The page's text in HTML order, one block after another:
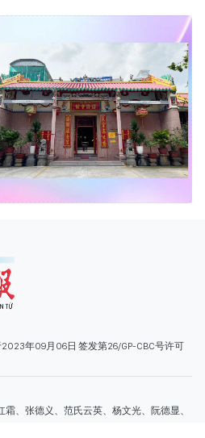
年09月06日 签发第26/GP-CBC号许可
霜、张德义、范氏云英、杨文光、阮德显、
434号